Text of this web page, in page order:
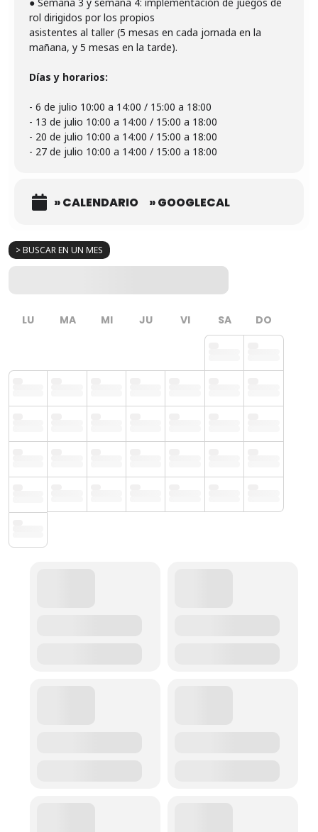
> BUSCAR EN UN MES
LU MA MI JU VI SA DO
rol dirigidos por los propios
asistentes al taller (5 mesas en cada jornada en la
mañana, y 5 mesas en la tarde).
Días y horarios:
- 6 de julio 10:00 a 14:00 / 15:00 a 18:00
- ⁠13 de julio 10:00 a 14:00 / 15:00 a 18:00
- ⁠20 de julio 10:00 a 14:00 / 15:00 a 18:00
- ⁠27 de julio 10:00 a 14:00 / 15:00 a 18:00
» CALENDARIO » GOOGLECAL